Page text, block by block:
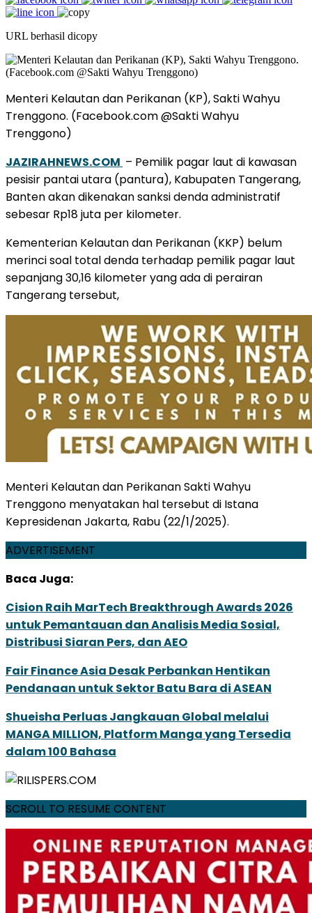
URL berhasil dicopy
Menteri Kelautan dan Perikanan (KP), Sakti Wahyu
Trenggono. (Facebook.com @Sakti Wahyu
Trenggono)
JAZIRAHNEWS.COM – Pemilik pagar laut di kawasan
pesisir pantai utara (pantura), Kabupaten Tangerang,
Banten akan dikenakan sanksi denda administratif
sebesar Rp18 juta per kilometer.
Kementerian Kelautan dan Perikanan (KKP) belum
merinci soal total denda terhadap pemilik pagar laut
sepanjang 30,16 kilometer yang ada di perairan
Tangerang tersebut,
Menteri Kelautan dan Perikanan Sakti Wahyu
Trenggono menyatakan hal tersebut di Istana
Kepresidenan Jakarta, Rabu (22/1/2025).
ADVERTISEMENT
Baca Juga:
Cision Raih MarTech Breakthrough Awards 2026
untuk Pemantauan dan Analisis Media Sosial,
Distribusi Siaran Pers, dan AEO
Fair Finance Asia Desak Perbankan Hentikan
Pendanaan untuk Sektor Batu Bara di ASEAN
Shueisha Perluas Jangkauan Global melalui
MANGA MILLION, Platform Manga yang Tersedia
dalam 100 Bahasa
SCROLL TO RESUME CONTENT